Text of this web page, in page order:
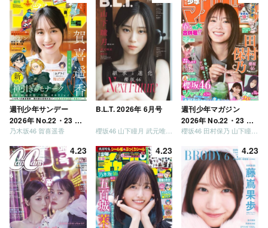
ましょう」「フレンド
リーになりましょう」
「笑って卒業を祝いま
しょう」 [Blu-ray]
週刊少年サンデー
2026年 No.22・23 合
併号
乃木坂46 賀喜遥香
B.L.T. 2026年 6月号
櫻坂46 山下瞳月 武元唯衣 / 乃木坂46 海邉朱莉
週刊少年マガジン
2026年 No.22・23 合
併号
4.23 4.23 4.23